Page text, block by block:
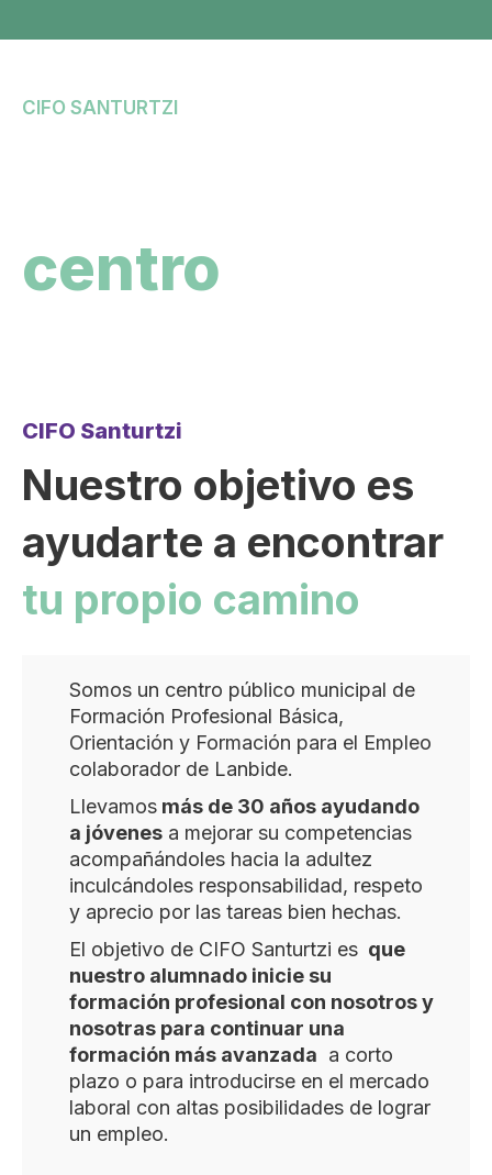
CIFO SANTURTZI
centro
CIFO Santurtzi
Nuestro objetivo es
ayudarte a encontrar
tu propio camino
Somos un centro público municipal de
Formación Profesional Básica,
Orientación y Formación para el Empleo
colaborador de Lanbide.
Llevamos más de 30 años ayudando
a jóvenes a mejorar su competencias
acompañándoles hacia la adultez
inculcándoles responsabilidad, respeto
y aprecio por las tareas bien hechas.
El objetivo de CIFO Santurtzi es que
nuestro alumnado inicie su
formación profesional con nosotros y
nosotras para continuar una
formación más avanzada a corto
plazo o para introducirse en el mercado
laboral con altas posibilidades de lograr
un empleo.